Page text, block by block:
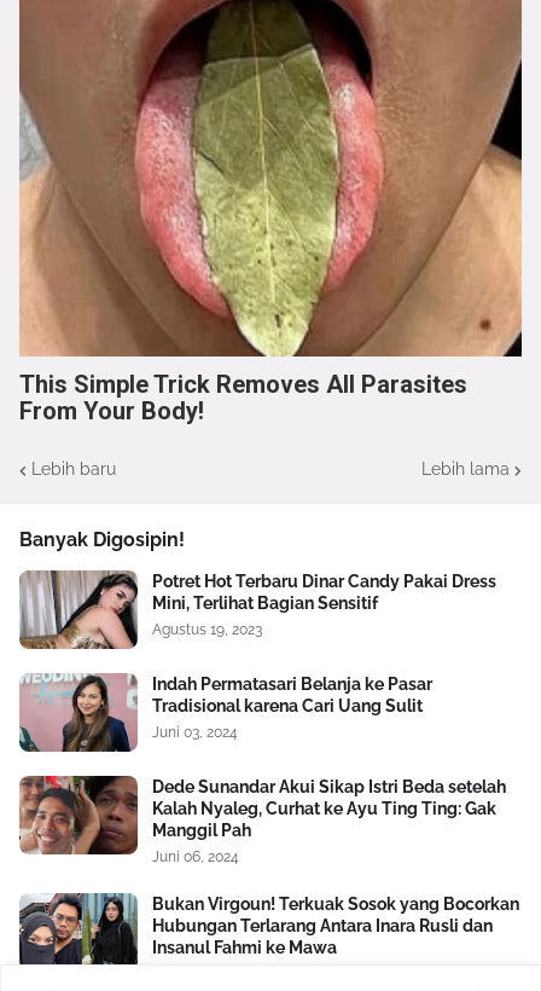
This Simple Trick Removes All Parasites
From Your Body!
Lebih baru Lebih lama
Banyak Digosipin!
Potret Hot Terbaru Dinar Candy Pakai Dress
Mini, Terlihat Bagian Sensitif
Agustus 19, 2023
Indah Permatasari Belanja ke Pasar
Tradisional karena Cari Uang Sulit
Juni 03, 2024
Dede Sunandar Akui Sikap Istri Beda setelah
Kalah Nyaleg, Curhat ke Ayu Ting Ting: Gak
Manggil Pah
Juni 06, 2024
Bukan Virgoun! Terkuak Sosok yang Bocorkan
Hubungan Terlarang Antara Inara Rusli dan
Insanul Fahmi ke Mawa